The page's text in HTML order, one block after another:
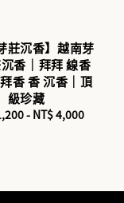
莊沉香】越南芽
香｜拜拜 線香
香 香 沉香｜頂
級珍藏
Regular
- NT$ 4,000